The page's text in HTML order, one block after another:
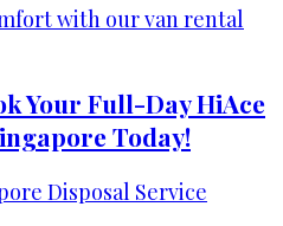
Your Full-Day HiAce
Today!
Disposal Service